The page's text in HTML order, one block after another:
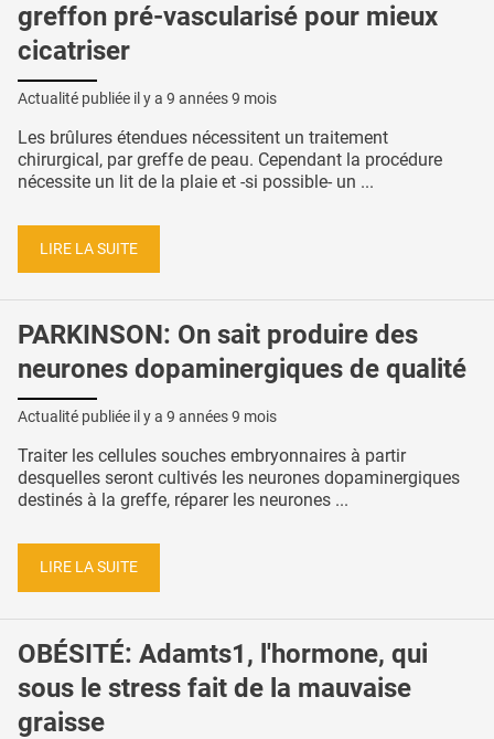
greffon pré-vascularisé pour mieux
cicatriser
Actualité publiée il y a 9 années 9 mois
Les brûlures étendues nécessitent un traitement
chirurgical, par greffe de peau. Cependant la procédure
nécessite un lit de la plaie et -si possible- un ...
LIRE LA SUITE
PARKINSON: On sait produire des
neurones dopaminergiques de qualité
Actualité publiée il y a 9 années 9 mois
Traiter les cellules souches embryonnaires à partir
desquelles seront cultivés les neurones dopaminergiques
destinés à la greffe, réparer les neurones ...
LIRE LA SUITE
OBÉSITÉ: Adamts1, l'hormone, qui
sous le stress fait de la mauvaise
graisse